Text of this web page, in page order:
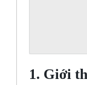
1. Giới